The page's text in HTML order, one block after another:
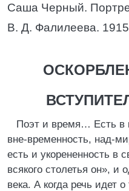
Саша Черный.
В. Д. Фалилеева. 1915
Поэт и время… Есть в
вне-временность, над-
есть и укорененность в
всякого столетья он», и
века. А когда речь идет